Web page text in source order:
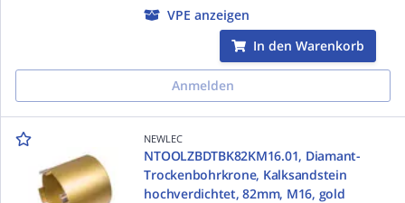
VPE anzeigen
In den Warenkorb
Anmelden
NEWLEC
NTOOLZBDTBK82KM16.01, Diamant-
Trockenbohrkrone, Kalksandstein
hochverdichtet, 82mm, M16, gold